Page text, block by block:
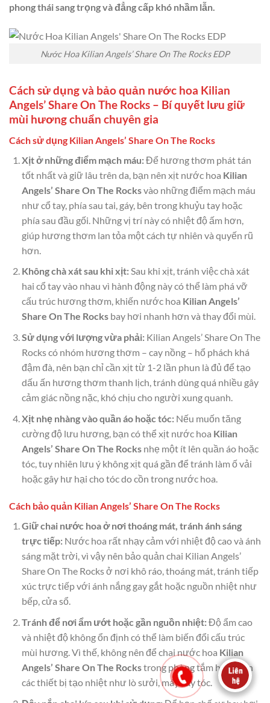
phong thái sang trọng và đẳng cấp khó nhầm lẫn.
Nước Hoa Kilian Angels’ Share On The Rocks EDP
Cách sử dụng và bảo quản nước hoa Kilian
Angels’ Share On The Rocks – Bí quyết lưu giữ
mùi hương chuẩn chuyên gia
Cách sử dụng Kilian Angels’ Share On The Rocks
Xịt ở những điểm mạch máu:Để hương thơm phát tán
tốt nhất và giữ lâu trên da, bạn nên xịt nước hoa Kilian
Angels’ Share On The Rocksvào những điểm mạch máu
như cổ tay, phía sau tai, gáy, bên trong khuỷu tay hoặc
phía sau đầu gối. Những vị trí này có nhiệt độ ấm hơn,
giúp hương thơm lan tỏa một cách tự nhiên và quyến rũ
hơn.
Không chà xát sau khi xịt:Sau khi xịt, tránh việc chà xát
hai cổ tay vào nhau vì hành động này có thể làm phá vỡ
cấu trúc hương thơm, khiến nước hoa Kilian Angels’
Share On The Rocks bay hơi nhanh hơn và thay đổi mùi.
Sử dụng với lượng vừa phải: Kilian Angels’ Share On The
Rocks có nhóm hương thơm – cay nồng – hổ phách khá
đậm đà, nên bạn chỉ cần xịt từ 1-2 lần phun là đủ để tạo
dấu ấn hương thơm thanh lịch, tránh dùng quá nhiều gây
cảm giác nồng nặc, khó chịu cho người xung quanh.
Xịt nhẹ nhàng vào quần áo hoặc tóc: Nếu muốn tăng
cường độ lưu hương, bạn có thể xịt nước hoa Kilian
Angels’ Share On The Rocks nhẹ một ít lên quần áo hoặc
tóc, tuy nhiên lưu ý không xịt quá gần để tránh làm ố vải
hoặc gây hư hại cho tóc do cồn trong nước hoa.
Cách bảo quản Kilian Angels’ Share On The Rocks
Giữ chai nước hoa ở nơi thoáng mát, tránh ánh sáng
trực tiếp: Nước hoa rất nhạy cảm với nhiệt độ cao và ánh
sáng mặt trời, vì vậy nên bảo quản chai Kilian Angels’
Share On The Rocks ở nơi khô ráo, thoáng mát, tránh tiếp
xúc trực tiếp với ánh nắng gay gắt hoặc nguồn nhiệt như
bếp, cửa sổ.
Tránh để nơi ẩm ướt hoặc gần nguồn nhiệt:Độ ẩm cao
và nhiệt độ không ổn định có thể làm biến đổi cấu trúc
mùi hương. Vì thế, không nên để chai nước hoa Kilian
Angels’ Share On The Rockstrong phòng tắm hoặc gần
các thiết bị tạo nhiệt như lò sưởi, máy sấy tóc.